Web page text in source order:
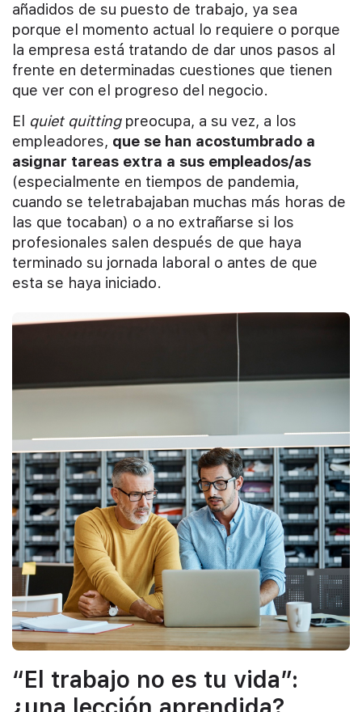
añadidos de su puesto de trabajo, ya sea
porque el momento actual lo requiere o porque
la empresa está tratando de dar unos pasos al
frente en determinadas cuestiones que tienen
que ver con el progreso del negocio.
El quiet quittingpreocupa, a su vez, a los
empleadores, que se han acostumbrado a
asignar tareas extra a sus empleados/as
(especialmente en tiempos de pandemia,
cuando se teletrabajaban muchas más horas de
las que tocaban) o a no extrañarse si los
profesionales salen después de que haya
terminado su jornada laboral o antes de que
esta se haya iniciado.
“El trabajo no es tu vida”: